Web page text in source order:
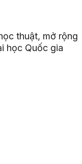
thuật, mở rộng
học Quốc gia